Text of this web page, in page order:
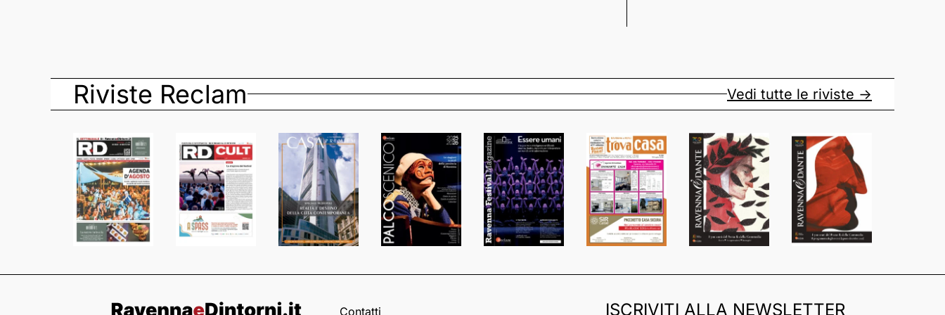
Riviste Reclam Vedi tutte le riviste ->
Contatti ISCRIVITI ALLA NEWSLETTER